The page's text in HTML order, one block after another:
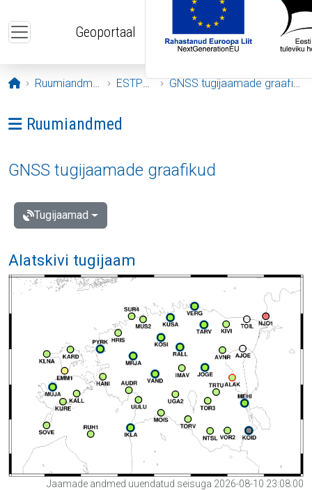
Geoportaal
Avaleht
Ruumiandmed ESTPOS GNSS tugijaamade graafikud
Ava menüü: Ruumiandmed
Ruumiandmed
GNSS tugijaamade graafikud
Tugijaamad
Alatskivi tugijaam
Jaamade andmed uuendatud seisuga 2026-08-10 23:08:00